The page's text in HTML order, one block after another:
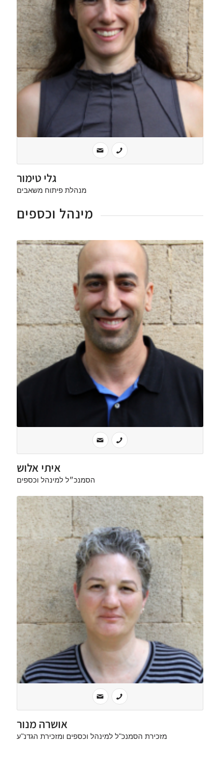
גלי טימור
מנהלת פיתוח משאבים
מינהל וכספים
איתי אלוש
הסמנכ״ל למינהל וכספים
אושרה מנור
מזכירת הסמנכ"ל למינהל וכספים ומזכירת הגדנ"ע